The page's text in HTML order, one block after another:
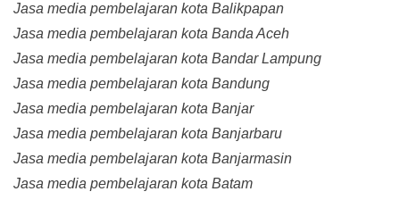
Jasa media pembelajaran kota Balikpapan
Jasa media pembelajaran kota Banda Aceh
Jasa media pembelajaran kota Bandar Lampung
Jasa media pembelajaran kota Bandung
Jasa media pembelajaran kota Banjar
Jasa media pembelajaran kota Banjarbaru
Jasa media pembelajaran kota Banjarmasin
Jasa media pembelajaran kota Batam